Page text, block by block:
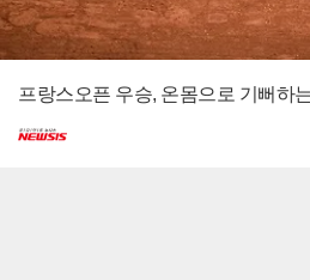
프랑스오픈 우승, 온몸으로 기뻐하